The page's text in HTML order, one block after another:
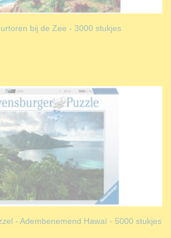
bij de Zee - 3000 stukjes
- Adembenemend Hawaï - 5000 stukjes